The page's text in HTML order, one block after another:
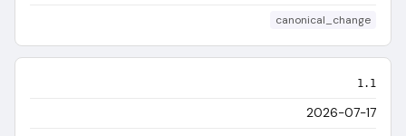
canonical_change
1.1
2026-07-17